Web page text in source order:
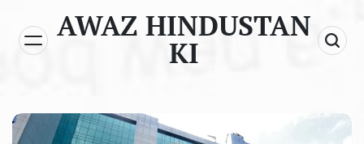
content
AWAZ HINDUSTAN
KI